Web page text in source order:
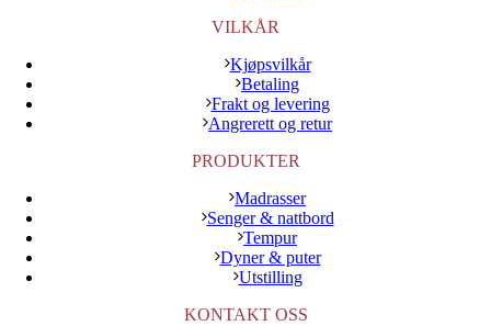
VILKÅR
Kjøpsvilkår
Betaling
Frakt og levering
Angrerett og retur
PRODUKTER
Madrasser
Senger & nattbord
Tempur
Dyner & puter
Utstilling
KONTAKT OSS